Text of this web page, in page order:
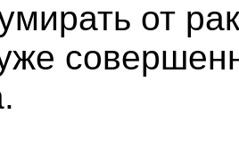
от